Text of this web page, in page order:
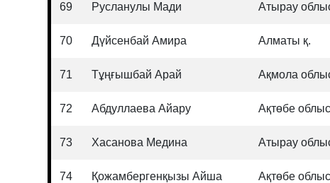
69 Русланулы Мади Атырау
70 Дүйсенбай Амира Алматы қ.
71 Тұңғышбай Арай Ақмола
72 Абдуллаева Айару Ақтөбе
73 Хасанова Медина Атырау
74 Қожамбергенқызы Айша Ақтөбе